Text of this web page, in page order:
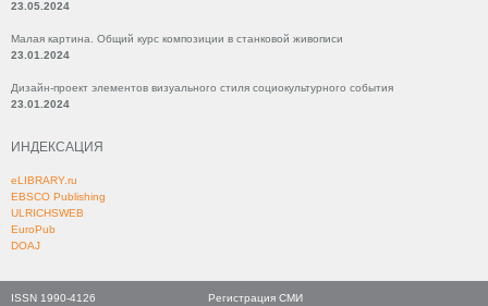
23.05.2024
Малая картина. Общий курс композиции в станковой живописи
23.01.2024
Дизайн-проект элементов визуального стиля социокультурного события
23.01.2024
ИНДЕКСАЦИЯ
eLIBRARY.ru
EBSCO Publishing
ULRICHSWEB
EuroPub
DOAJ
ISSN 1990-4126
Регистрация СМИ